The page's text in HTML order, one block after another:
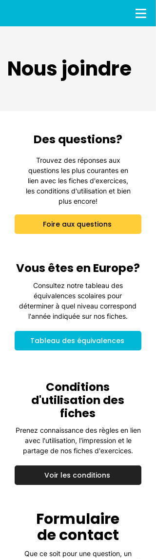
Nous joindre
Des questions?
Trouvez des réponses aux
questions les plus courantes en
lien avec les fiches d'exercices,
les conditions d'utilisation et bien
plus encore!
Foire aux questions
Vous êtes en Europe?
Consultez notre tableau des
équivalences scolaires pour
déterminer à quel niveau correspond
l'année indiquée sur nos fiches.
Tableau des équivalences
Conditions
d'utilisation des
fiches
Prenez connaissance des règles en lien
avec l'utilisation, l'impression et le
partage de nos fiches d'exercices.
Voir les conditions
Formulaire
de contact
Que ce soit pour une question, un